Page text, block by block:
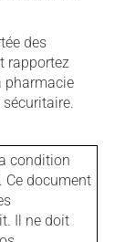
des
rapportez
pharmacie
condition
Ce document
Il ne doit